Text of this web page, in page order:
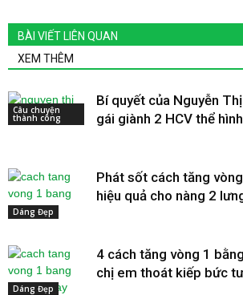
BÀI VIẾT LIÊN QUAN
XEM THÊM
Câu chuyện
thành công
Bí quyết của Nguyễn
gái giành 2 HCV thể hình
Dáng Đẹp
Phát sốt cách tăng
hiệu quả cho nàng 2
Dáng Đẹp
4 cách tăng vòng 1
chị em thoát kiếp bức